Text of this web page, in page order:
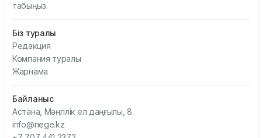
табыңыз.
Біз туралы
Редакция
Компания туралы
Жарнама
Байланыс
Астана, Мәңгілік ел даңғылы, 8.
info@nege.kz